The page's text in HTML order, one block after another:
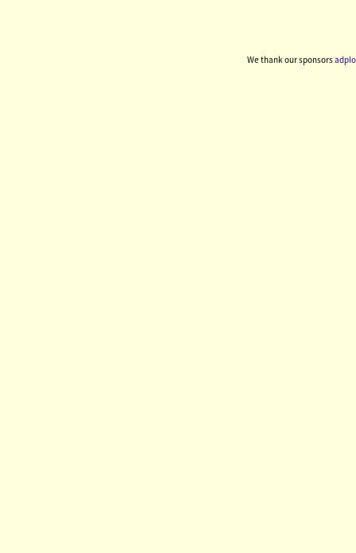
We thank our sponsors